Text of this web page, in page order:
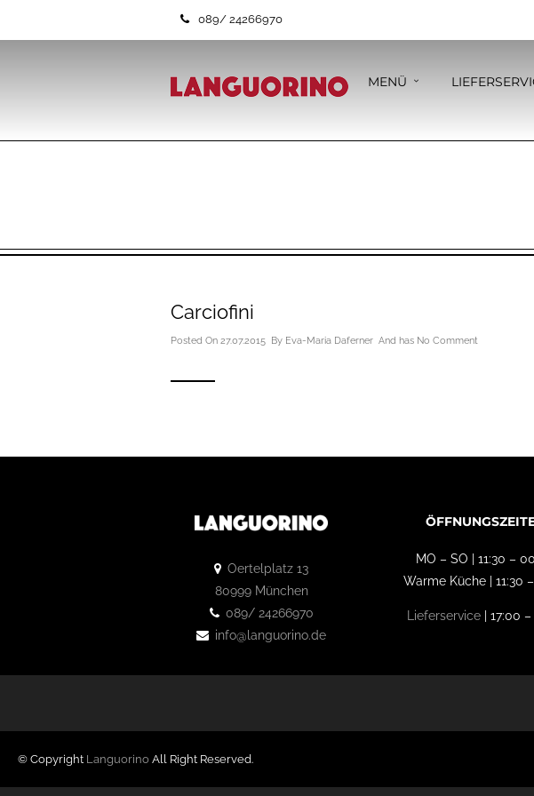
089/ 24266970
MENÜ
Carciofini
Posted On 27.07.2015 By Eva-Maria Daferner And has No Comment
Oertelplatz 13
80999 München
089/ 24266970
info@languorino.de
MO – SO | 11:30 –
Warme Küche | 11:30
Lieferservice | 17:00 –
© Copyright Languorino All Right Reserved.